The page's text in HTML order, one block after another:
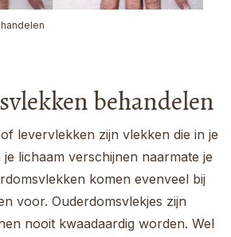
behandelen
levervlekken zijn vlekken die in je
lichaam verschijnen naarmate je
komen evenveel bij
voor. Ouderdomsvlekjes zijn
nooit kwaadaardig worden. Wel